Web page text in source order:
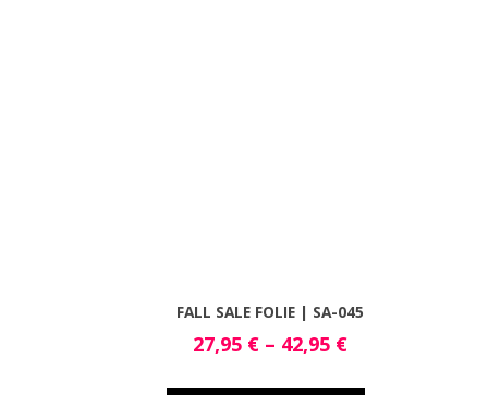
FALL SALE FOLIE | SA-045
27,95 €– 42,95 €